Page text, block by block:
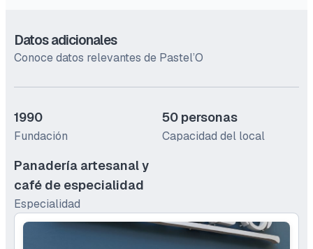
Datos adicionales
Conoce datos relevantes de Pastel’O
1990
Fundación
50 personas
Capacidad del local
Panadería artesanal y
café de especialidad
Especialidad